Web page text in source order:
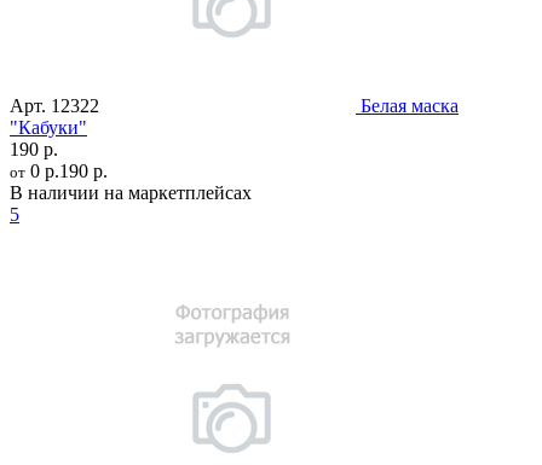
Арт. 12322
Белая маска
"Кабуки"
190 р.
от 0 р.190 р.
В наличии на маркетплейсах
5